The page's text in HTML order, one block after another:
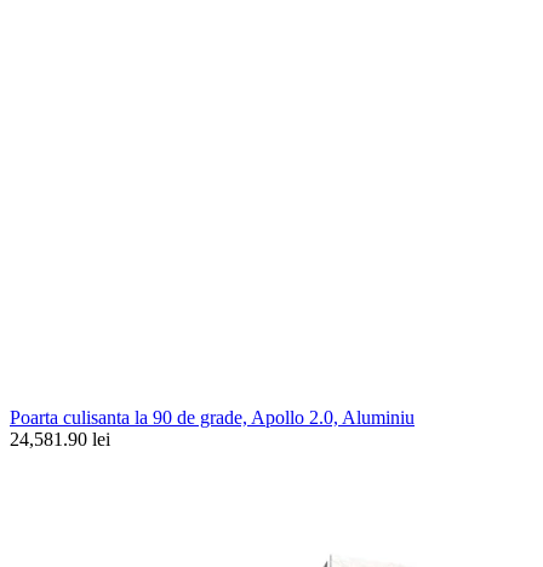
Poarta culisanta la 90 de grade, Apollo 2.0, Aluminiu
24,581.90 lei